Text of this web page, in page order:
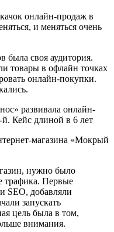
онлайн-продаж в
и меняться очень
была своя аудитория.
товары в офлайн точках
онлайн-покупки.
магазина «Мокрый
нужно было
трафика. Первые
SEO, добавляли
запускать
цель была в том,
внимания.